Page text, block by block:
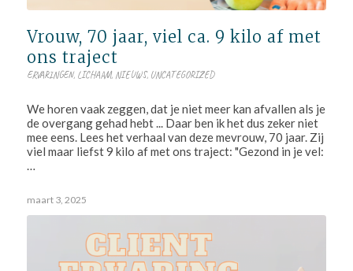
Vrouw, 70 jaar, viel ca. 9 kilo af met
ons traject
ERVARINGEN, LICHAAM, NIEUWS, UNCATEGORIZED
We horen vaak zeggen, dat je niet meer kan afvallen als je
de overgang gehad hebt ... Daar ben ik het dus zeker niet
mee eens. Lees het verhaal van deze mevrouw, 70 jaar. Zij
viel maar liefst 9 kilo af met ons traject: "Gezond in je vel:
…
maart 3, 2025